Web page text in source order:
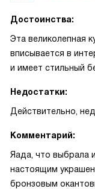
Достоинства:
Эта великолепная
вписывается в
и имеет стильный
Недостатки:
Действительно,
Комментарий:
Яада, что выбрала
настоящим
бронзовым